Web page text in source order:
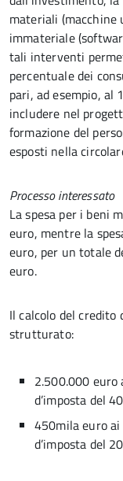
materiali
immateriale
tali interventi
percentuale dei
pari, ad esempio, al
includere nel
formazione del
esposti nella
Processo interessato
La spesa per i beni
euro, mentre la
euro, per un totale
euro.
Il calcolo del credito
strutturato:
2.500.000
d’imposta del
450mila euro
d’imposta del